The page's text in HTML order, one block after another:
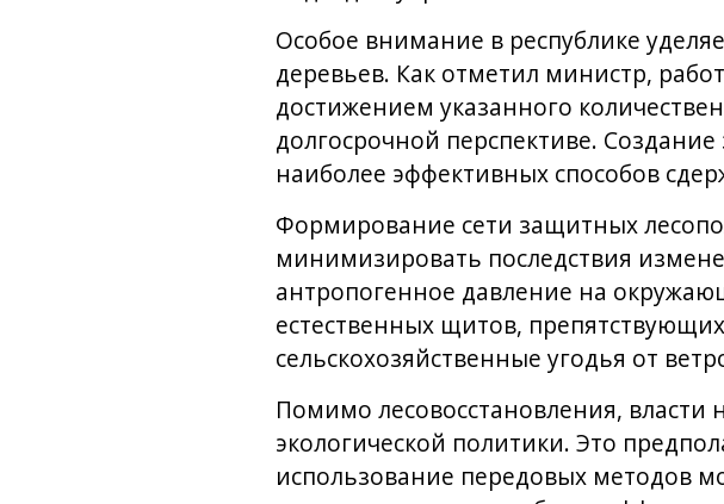
Особое внимание в республике
деревьев. Как отметил министр,
достижением указанного
долгосрочной перспективе.
наиболее эффективных способов
Формирование сети защитных
минимизировать последствия
антропогенное давление на
естественных щитов,
сельскохозяйственные угодья от
Помимо лесовосстановления,
экологической политики. Это
использование передовых методов